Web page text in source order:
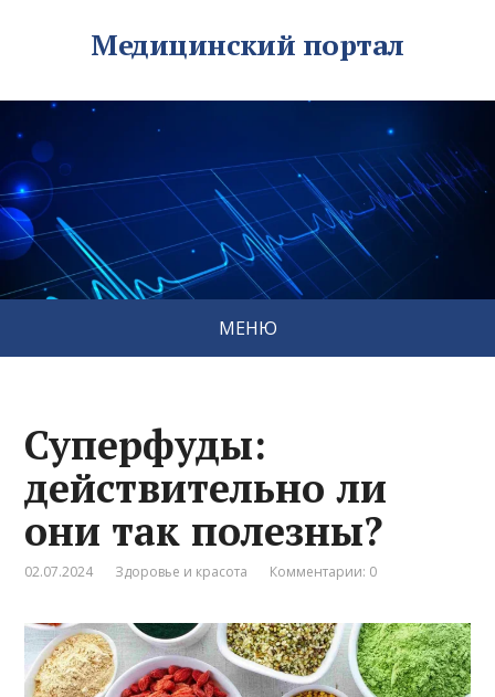
Медицинский портал
МЕНЮ
Суперфуды:
действительно ли
они так полезны?
02.07.2024 Здоровье и красота Комментарии: 0